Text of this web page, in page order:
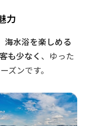
ポイント
重要性
3都市周遊の魅
力
海水浴を楽しめる
も少なく 、ゆった
ズンです。